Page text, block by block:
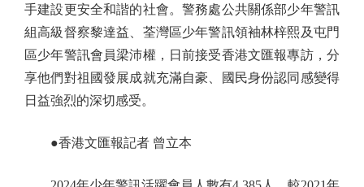
手建設更安全和諧的社會。警務處公共關係部少年警訊
組高級督察黎達益、荃灣區少年警訊領袖林梓熙及屯門
區少年警訊會員梁沛權，日前接受香港文匯報專訪，分
享他們對祖國發展成就充滿自豪、國民身份認同感變得
日益強烈的深切感受。
●香港文匯報記者 曾立本